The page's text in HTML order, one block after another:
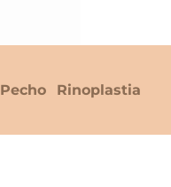
Pecho Rinoplastia